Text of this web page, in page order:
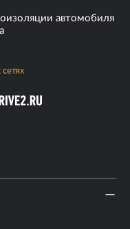
автомобиля